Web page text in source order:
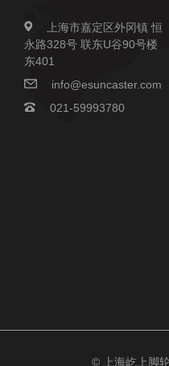
上海市嘉定区外冈镇 恒
永路328号 联东U谷90号楼
东401
info@esuncaster.com
021-59993780
© 上海屹上脚